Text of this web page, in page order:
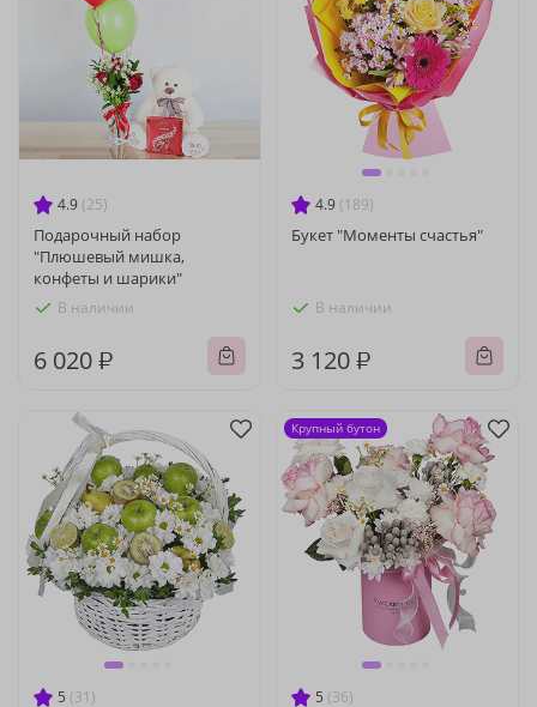
4.9 (25)
Подарочный набор
"Плюшевый мишка,
конфеты и шарики"
В наличии
6 020 ₽
4.9 (189)
Букет "Моменты счастья"
В наличии
3 120 ₽
5 (31) 5 (36)
Крупный бутон